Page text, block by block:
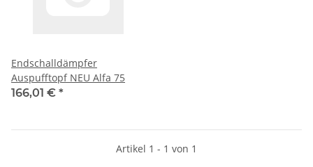
Endschalldämpfer
Auspufftopf NEU Alfa 75
166,01 € *
Artikel 1 - 1 von 1